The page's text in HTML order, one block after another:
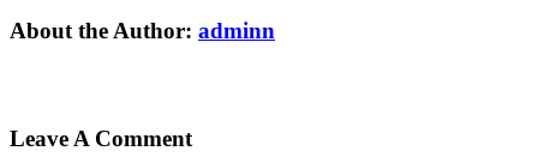
About the Author: adminn
Leave A Comment